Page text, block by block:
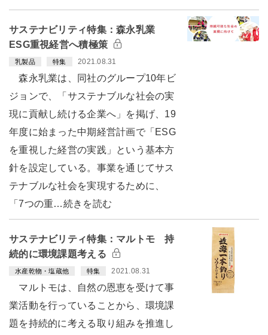
サステナビリティ特集：森永乳業
ESG重視経営へ積極策
乳製品 特集 2021.08.31
森永乳業は、同社のグループ10年ビ
ジョンで、「サステナブルな社会の実
現に貢献し続ける企業へ」を掲げ、19
年度に始まった中期経営計画で「ESG
を重視した経営の実践」という基本方
針を設定している。事業を通じてサス
テナブルな社会を実現するために、
「7つの重…続きを読む
サステナビリティ特集：マルトモ 持
続的に環境課題考える
水産乾物・塩蔵他 特集 2021.08.31
マルトモは、自然の恩恵を受けて事
業活動を行っていることから、環境課
題を持続的に考える取り組みを推進し